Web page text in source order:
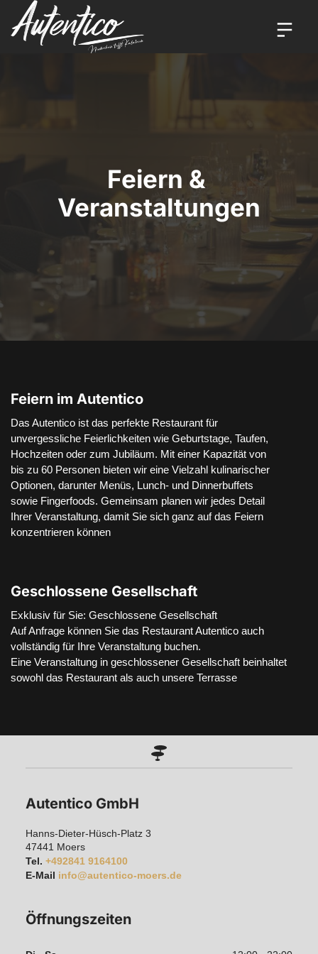
Feiern &
Veranstaltungen
Feiern im Autentico
Das Autentico ist das perfekte Restaurant für
unvergessliche Feierlichkeiten wie Geburtstage, Taufen,
Hochzeiten oder zum Jubiläum. Mit einer Kapazität von
bis zu 60 Personen bieten wir eine Vielzahl kulinarischer
Optionen, darunter Menüs, Lunch- und Dinnerbuffets
sowie Fingerfoods. Gemeinsam planen wir jedes Detail
Ihrer Veranstaltung, damit Sie sich ganz auf das Feiern
konzentrieren können
Geschlossene Gesellschaft
Exklusiv für Sie: Geschlossene Gesellschaft
Auf Anfrage können Sie das Restaurant Autentico auch
vollständig für Ihre Veranstaltung buchen.
Eine Veranstaltung in geschlossener Gesellschaft beinhaltet
sowohl das Restaurant als auch unsere Terrasse
Autentico GmbH
Hanns-Dieter-Hüsch-Platz 3
47441 Moers
Tel. +492841 9164100
E-Mail info@autentico-moers.de
Öffnungszeiten